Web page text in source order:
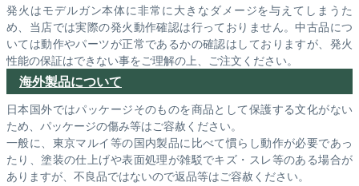
発火はモデルガン本体に非常に大きなダメージを与えてしまうた
め、当店では実際の発火動作確認は行っておりません。中古品につ
いては動作やパーツが正常であるかの確認はしておりますが、発火
性能の保証はできない事をご理解の上、ご注文ください。
海外製品について
日本国外ではパッケージそのものを商品として保護する文化がない
ため、パッケージの傷み等はご容赦ください。
一般に、東京マルイ等の国内製品に比べて慣らし動作が必要であっ
たり、塗装の仕上げや表面処理が雑駁でキズ・スレ等のある場合が
ありますが、不良品ではないので返品等はご容赦ください。